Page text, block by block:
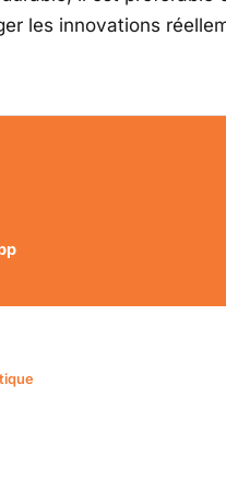
les innovations